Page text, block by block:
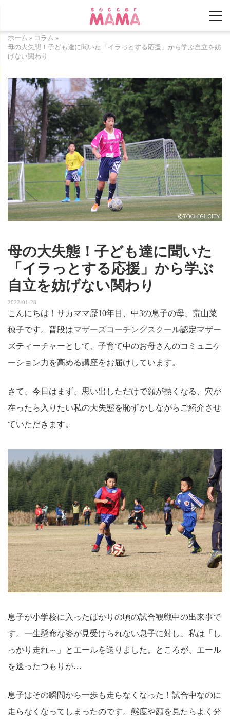
ホーム » コラム »
母の大失態！子ども達に聞いた「イラっとする応援」から学ぶ自立を妨
げない関わり
母の大失態！子ども達に聞いた
「イラっとする応援」から学ぶ
自立を妨げない関わり
2022-01-28
こんにちは！サカママ歴10年目、中3の息子の母、荒山菜
穂子です。普段はマザーズコーチングスクール認定マザー
ズティーチャーとして、子育て中のお母さんのコミュニケ
ーション力を高める講座をお届けしています。
さて、今日はまず、思い出しただけで顔が熱くなる、穴が
在ったら入りたい私の大失態を恥ずかしながらご紹介させ
ていただきます。
息子が小学校に入ったばかりの頃の試合観戦中の出来事で
す。一生懸命な姿が見受けられない息子に対し、私は「し
っかり走れ～」とエールを送りました。ところが、エール
を送ったつもりが…
息子はその瞬間から一歩も走らなくなった！試合中なのに
走らなくなってしまったのです。態度や顔を見たらよく分